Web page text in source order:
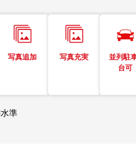
写真追加 写真充実
並列駐
台可
準